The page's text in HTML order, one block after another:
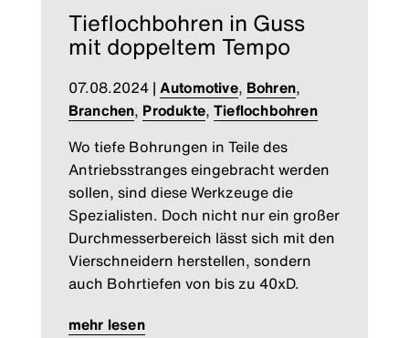
Tieflochbohren in Guss
mit doppeltem Tempo
07.08.2024| Automotive, Bohren,
Branchen, Produkte,Tieflochbohren
Wo tiefe Bohrungen in Teile des
Antriebsstranges eingebracht werden
sollen, sind diese Werkzeuge die
Spezialisten. Doch nicht nur ein großer
Durchmesserbereich lässt sich mit den
Vierschneidern herstellen, sondern
auch Bohrtiefen von bis zu 40xD.
mehr lesen